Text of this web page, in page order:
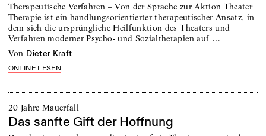
Therapeutische Verfahren – Von der Sprache zur Aktion Theater
Therapie ist ein handlungsorientierter therapeutischer Ansatz, in
dem sich die ursprüngliche Heilfunktion des Theaters und
Verfahren moderner Psycho- und Sozialtherapien auf …
von Dieter Kraft
ONLINE LESEN
20 Jahre Mauerfall
Das sanfte Gift der Hoffnung